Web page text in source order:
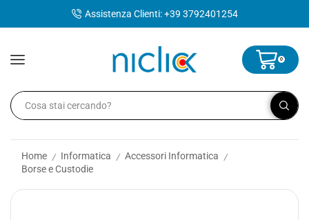
Assistenza Clienti: +39 3792401254
0
Home / Informatica / Accessori Informatica /
Borse e Custodie